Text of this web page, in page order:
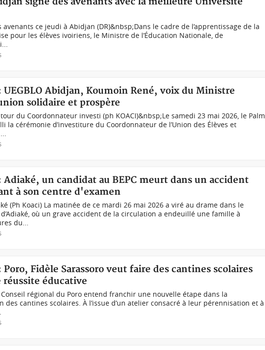
avenants ce jeudi à Abidjan (DR)&nbsp;Dans le cadre de l’apprentissage de la
pour les élèves ivoiriens, le Ministre de l’Éducation Nationale, de
Abidjan, Koumoin René, voix du Ministre
solidaire et prospère
du Coordonnateur investi (ph KOACI)&nbsp;Le samedi 23 mai 2026, le Palm
la cérémonie d’investiture du Coordonnateur de l’Union des Élèves et
un candidat au BEPC meurt dans un accident
à son centre d'examen
(Ph Koaci) La matinée de ce mardi 26 mai 2026 a viré au drame dans le
où un grave accident de la circulation a endeuillé une famille à
du...
Fidèle Sarassoro veut faire des cantines scolaires
éducative
Conseil régional du Poro entend franchir une nouvelle étape dans la
des cantines scolaires. À l’issue d’un atelier consacré à leur pérennisation et à